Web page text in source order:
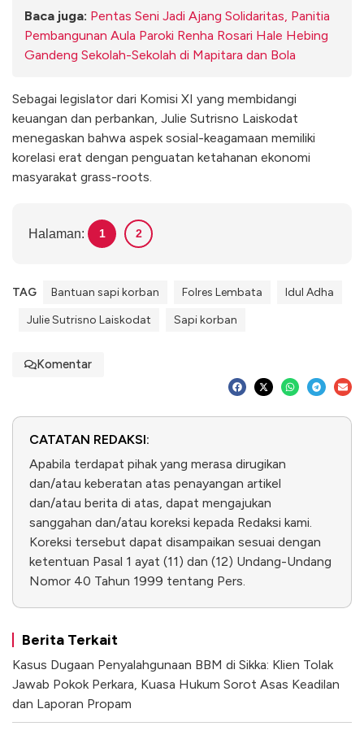
Baca juga: Pentas Seni Jadi Ajang Solidaritas, Panitia
Pembangunan Aula Paroki Renha Rosari Hale Hebing
Gandeng Sekolah-Sekolah di Mapitara dan Bola
Sebagai legislator dari Komisi XI yang membidangi
keuangan dan perbankan, Julie Sutrisno Laiskodat
menegaskan bahwa aspek sosial-keagamaan memiliki
korelasi erat dengan penguatan ketahanan ekonomi
masyarakat grass-roots.
Halaman: 1 2
TAG Bantuan sapi korban Folres Lembata
Idul Adha
Julie Sutrisno Laiskodat
Sapi korban
Komentar
CATATAN REDAKSI:
Apabila terdapat pihak yang merasa dirugikan
dan/atau keberatan atas penayangan artikel
dan/atau berita di atas, dapat mengajukan
sanggahan dan/atau koreksi kepada Redaksi kami.
Koreksi tersebut dapat disampaikan sesuai dengan
ketentuan Pasal 1 ayat (11) dan (12) Undang-Undang
Nomor 40 Tahun 1999 tentang Pers.
Berita Terkait
Kasus Dugaan Penyalahgunaan BBM di Sikka: Klien Tolak
Jawab Pokok Perkara, Kuasa Hukum Sorot Asas Keadilan
dan Laporan Propam